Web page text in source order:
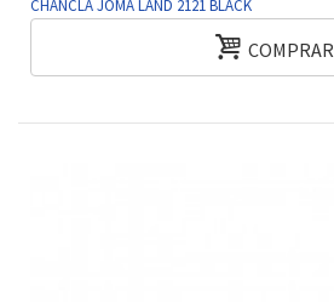
CHANCLA JOMA LAND 2121 BLACK
COMPRAR